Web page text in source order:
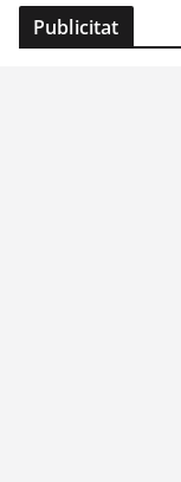
Publicitat